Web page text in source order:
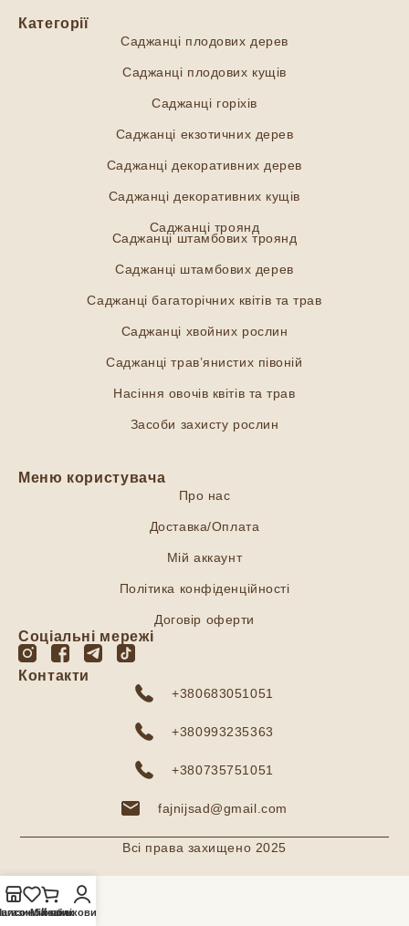
Категорії
Саджанці плодових дерев
Саджанці плодових кущів
Саджанці горіхів
Саджанці екзотичних дерев
Саджанці декоративних дерев
Саджанці декоративних кущів
Саджанці троянд
Саджанці штамбових троянд
Саджанці штамбових дерев
Саджанці багаторічних квітів та трав
Саджанці хвойних рослин
Саджанці трав’янистих півоній
Насіння овочів квітів та трав
Засоби захисту рослин
Меню користувача
Про нас
Доставка/Оплата
Мій аккаунт
Політика конфіденційності
Договір оферти
Соціальні мережі
Контакти
+380683051051
+380993235363
+380735751051
fajnijsad@gmail.com
Всі права захищено 2025
бажань
Кошик
Мій обліковий запис